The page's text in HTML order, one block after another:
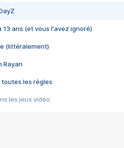
13 ans (et vous l'avez ignoré)
(littéralement)
Rayan
toutes les règles
les jeux vidéo